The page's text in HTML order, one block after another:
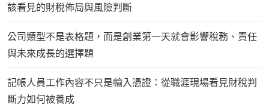
該看見的財稅佈局與風險判斷
公司類型不是表格題，而是創業第一天就會影響稅務、責任
與未來成長的選擇題
記帳人員工作內容不只是輸入憑證：從職涯現場看見財稅判
斷力如何被養成